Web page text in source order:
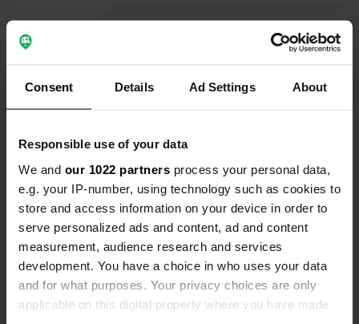
Consent Details Ad Settings About
Responsible use of your data
We and our 1022 partners process your personal data,
e.g. your IP-number, using technology such as cookies to
store and access information on your device in order to
serve personalized ads and content, ad and content
measurement, audience research and services
development. You have a choice in who uses your data
and for what purposes. Your privacy choices are only
applicable on this digital property where you have made
Vous êtes déjà venu ici ? Dites aux autres ce que
vous en pensez.
Contact